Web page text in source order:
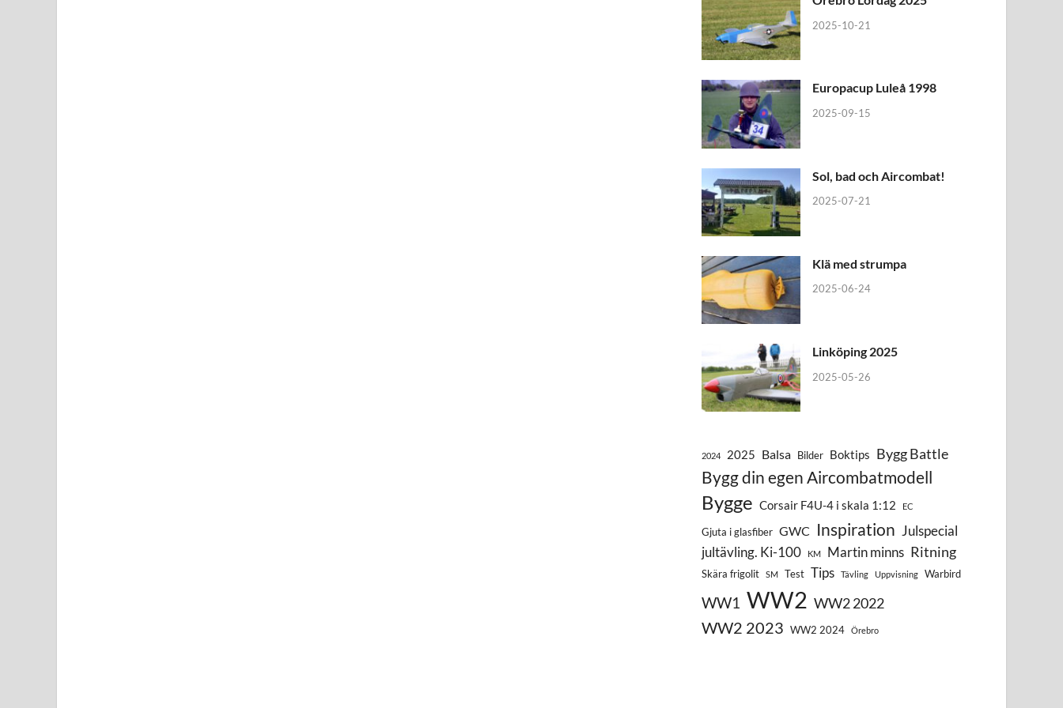
2025-10-21
Europacup Luleå 1998
2025-09-15
Sol, bad och Aircombat!
2025-07-21
Klä med strumpa
2025-06-24
Linköping 2025
2025-05-26
2024 2025 Balsa Bilder Boktips Bygg Battle
Bygg din egen Aircombatmodell
Bygge Corsair F4U-4 i skala 1:12 EC
Gjuta i glasfiber GWC Inspiration Julspecial
jultävling. Ki-100
KM Martin minns Ritning
Skära frigolit SM Test Tips Tävling Uppvisning Warbird
WW1 WW2 WW2 2022
WW2 2023 WW2 2024 Örebro